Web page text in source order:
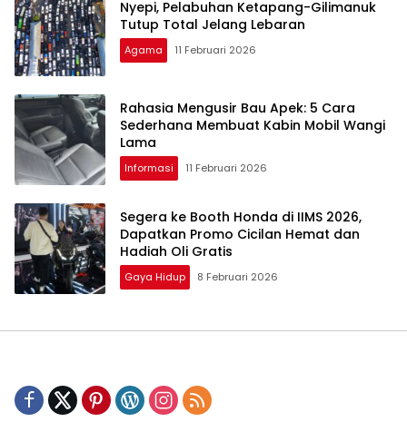
Nyepi, Pelabuhan Ketapang-Gilimanuk
Tutup Total Jelang Lebaran
Agama 11 Februari 2026
Rahasia Mengusir Bau Apek: 5 Cara
Sederhana Membuat Kabin Mobil Wangi
Lama
Informasi 11 Februari 2026
Segera ke Booth Honda di IIMS 2026,
Dapatkan Promo Cicilan Hemat dan
Hadiah Oli Gratis
Gaya Hidup 8 Februari 2026